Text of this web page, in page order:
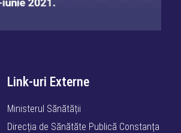
Link-uri Externe
Ministerul Sănătății
Direcția de Sănătăte Publică Constanța